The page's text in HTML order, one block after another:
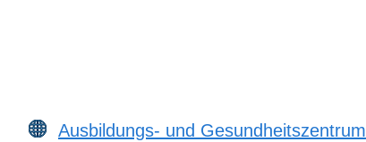
Ausbildungs- und Gesundheitszentrum